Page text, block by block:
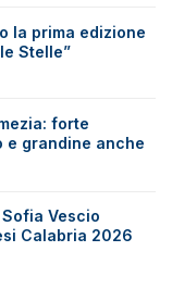
la prima edizione
Stelle”
forte
e grandine anche
Vescio
Calabria 2026